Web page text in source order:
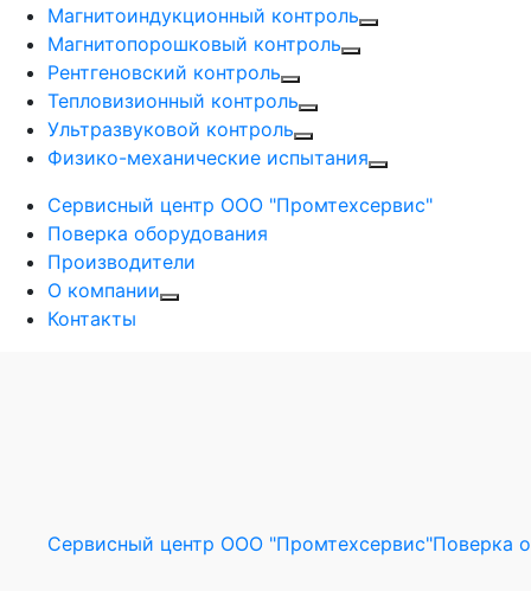
Магнитоиндукционный контроль
Магнитопорошковый контроль
Рентгеновский контроль
Тепловизионный контроль
Ультразвуковой контроль
Физико-механические испытания
Сервисный центр ООО "Промтехсервис"
Поверка оборудования
Производители
О компании
Контакты
Сервисный центр ООО "Промтехсервис"Поверка